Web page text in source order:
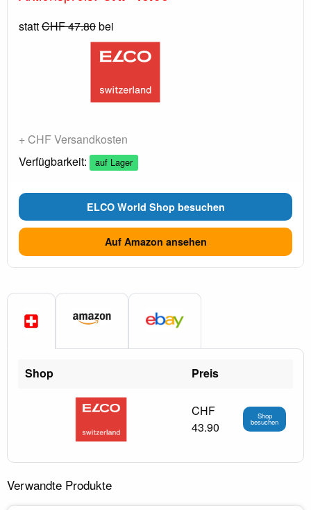
stattCHF 47.80bei
+ CHF Versandkosten
Verfügbarkeit:
auf Lager
ELCO World Shop besuchen
Auf Amazon ansehen
Shop Preis
CHF
43.90
Shop
besuchen
Verwandte Produkte